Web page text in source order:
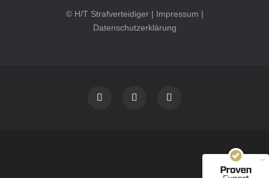
© H/T Strafverteidiger | Impressum |
Datenschutzerklärung
40